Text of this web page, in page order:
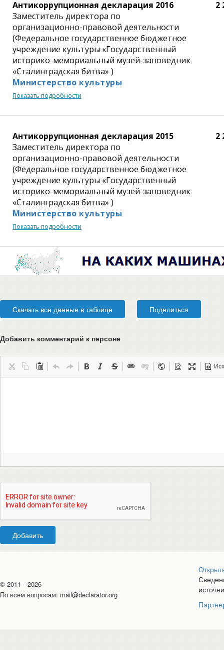
Антикоррупционная декларация 2016
Заместитель директора по
организационно-правовой деятельности
(Федеральное государственное бюджетное
учреждение культуры «Государственный
историко-мемориальный музей-заповедник
«Сталинградская битва» )
Министерство культуры
Показать подробности
2
Антикоррупционная декларация 2015
Заместитель директора по
организационно-правовой деятельности
(Федеральное государственное бюджетное
учреждение культуры «Государственный
историко-мемориальный музей-заповедник
«Сталинградская битва» )
Министерство культуры
Показать подробности
2
Скачать все данные в таблице Поделиться
Добавить комментарий к персоне
Добавить
© 2011—2026
По всем вопросам: mail@declarator.org